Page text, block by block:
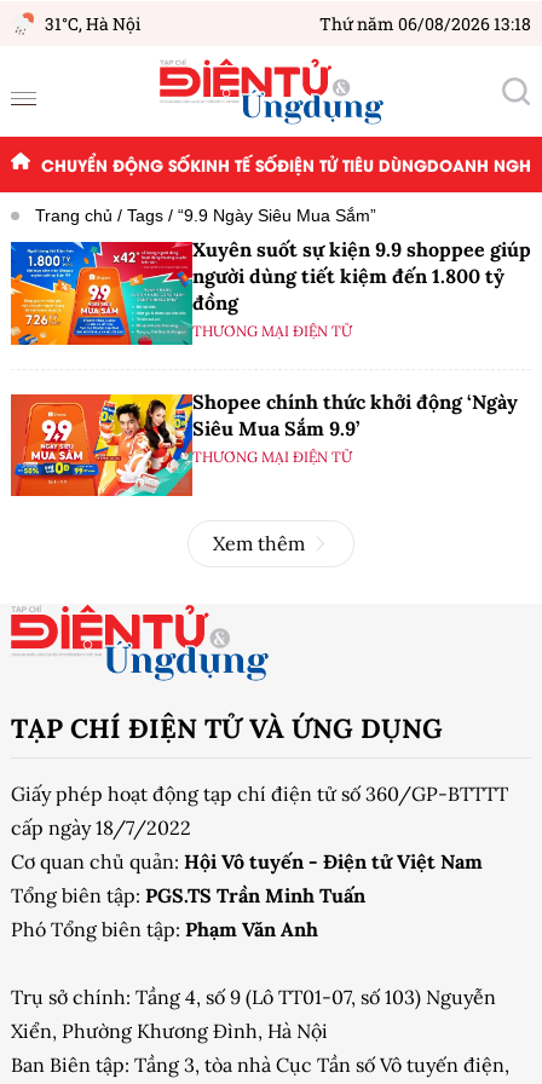
31°C,Hà Nội Thứ năm 06/08/2026 13:18
CHUYỂN ĐỘNG SỐKINH TẾ SỐĐIỆN TỬ TIÊU DÙNGDOANH
Trang chủ Tags “9.9 Ngày Siêu Mua Sắm”
Xuyên suốt sự kiện 9.9 shoppee giúp
người dùng tiết kiệm đến 1.800 tỷ
đồng
THƯƠNG MẠI ĐIỆN TỬ
Shopee chính thức khởi động ‘Ngày
Siêu Mua Sắm 9.9’
THƯƠNG MẠI ĐIỆN TỬ
Xem thêm
TẠP CHÍ ĐIỆN TỬ VÀ ỨNG DỤNG
Giấy phép hoạt động tạp chí điện tử số 360/GP-BTTTT
cấp ngày 18/7/2022
Cơ quan chủ quản: Hội Vô tuyến - Điện tử Việt Nam
Tổng biên tập: PGS.TS Trần Minh Tuấn
Phó Tổng biên tập: Phạm Văn Anh
Trụ sở chính: Tầng 4, số 9 (Lô TT01-07, số 103) Nguyễn
Xiển, Phường Khương Đình, Hà Nội
Ban Biên tập: Tầng 3, tòa nhà Cục Tần số Vô tuyến điện,